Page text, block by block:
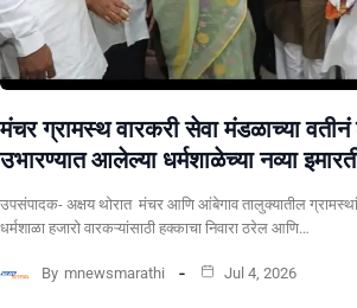
मंचर ग्रामस्थ वारकरी सेवा मंडळाच्या
उभारण्यात आलेल्या धर्मशाळेच्या नव्या
उपसंपादक- अक्षय थोरात मंचर आणि आंबेगाव तालुक्यातील
धर्मशाळा हजारो वारकऱ्यांसाठी हक्काचा निवारा ठरेल आणि…
By mnewsmarathi Jul 4, 2026